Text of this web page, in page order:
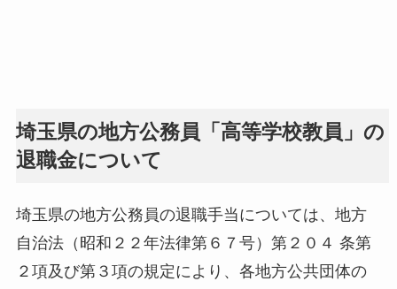
埼玉県の地方公務員「高等学校教員」の
退職金について
埼玉県の地方公務員の退職手当については、地方
自治法（昭和２２年法律第６７号）第２０４ 条第
２項及び第３項の規定により、各地方公共団体の